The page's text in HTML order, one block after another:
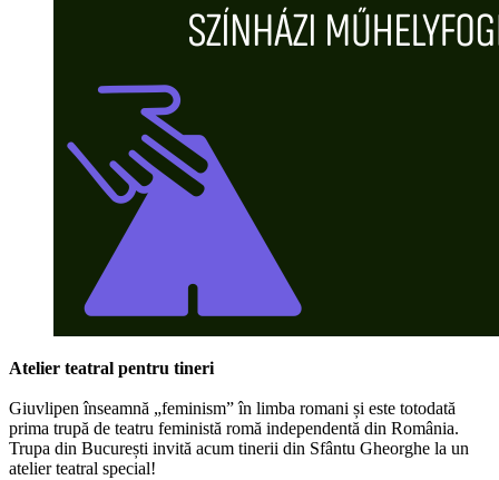
Atelier teatral pentru tineri
Giuvlipen înseamnă „feminism” în limba romani și este totodată
prima trupă de teatru feministă romă independentă din România.
Trupa din București invită acum tinerii din Sfântu Gheorghe la un
atelier teatral special!